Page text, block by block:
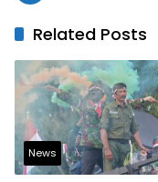
Related Posts
News